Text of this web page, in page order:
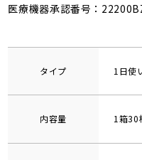
医療機器承認番号：
タイプ 1日使
内容量 1箱30